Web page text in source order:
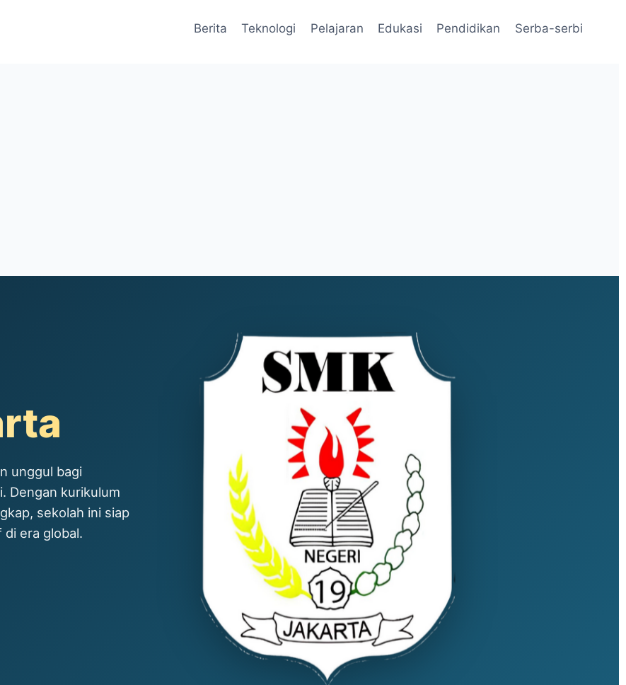
Berita Teknologi Pelajaran Edukasi Pendidikan Serba-serbi
unggul bagi
Dengan kurikulum
sekolah ini siap
era global.